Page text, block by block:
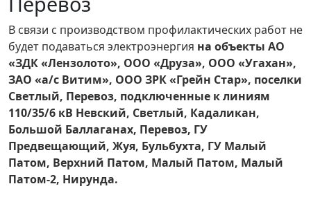
В связи с производством профилактических работ не
будет подаваться электроэнергия на объекты АО
«ЗДК «Лензолото», ООО «Друза», ООО «Угахан»,
ЗАО «а/с Витим», ООО ЗРК «Грейн Стар», поселки
Светлый, Перевоз, подключенные к линиям
110/35/6 кВ Невский, Светлый, Кадаликан,
Большой Баллаганах, Перевоз, ГУ
Предвещающий, Жуя, Бульбухта, ГУ Малый
Патом, Верхний Патом, Малый Патом, Малый
Патом-2, Нирунда.